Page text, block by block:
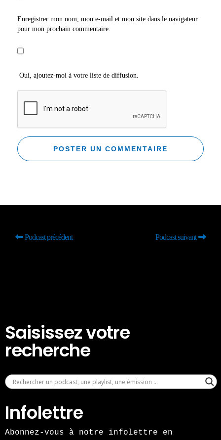
Enregistrer mon nom, mon e-mail et mon site dans le navigateur
pour mon prochain commentaire.
Oui, ajoutez-moi à votre liste de diffusion.
Podcast précédent Podcast suivant
Saisissez votre
recherche
Infolettre
Abonnez-vous à notre infolettre en